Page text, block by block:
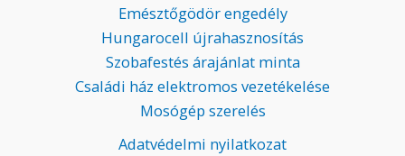
Emésztőgödör engedély
Hungarocell újrahasznosítás
Szobafestés árajánlat minta
Családi ház elektromos vezetékelése
Mosógép szerelés
Adatvédelmi nyilatkozat